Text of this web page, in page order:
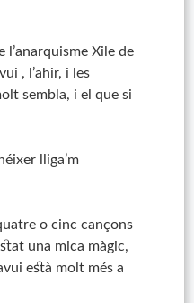
l’anarquisme Xile de
, l’ahir, i les
sembla, i el que si
lliga’m
o cinc cançons
una mica màgic,
està molt més a